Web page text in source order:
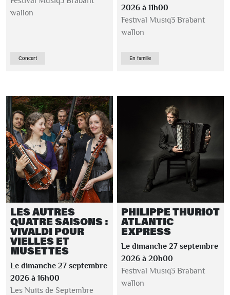
wallon
Concert
2026 à 11h00
Festival Musiq3 Brabant
wallon
En famille
LES AUTRES
QUATRE SAISONS :
VIVALDI POUR
VIELLES ET
MUSETTES
Le dimanche 27 septembre
2026 à 16h00
Les Nuits de Septembre
PHILIPPE THURIOT
ATLANTIC
EXPRESS
Le dimanche 27 septembre
2026 à 20h00
Festival Musiq3 Brabant
wallon